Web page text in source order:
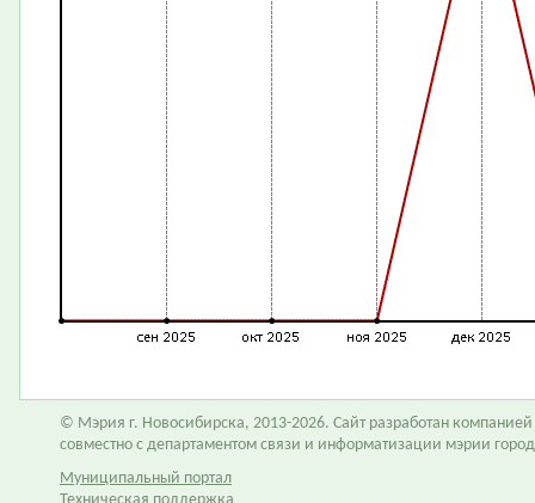
© Мэрия г. Новосибирска, 2013-2026. Сайт разработан компанией
совместно с департаментом связи и информатизации мэрии
Муниципальный портал